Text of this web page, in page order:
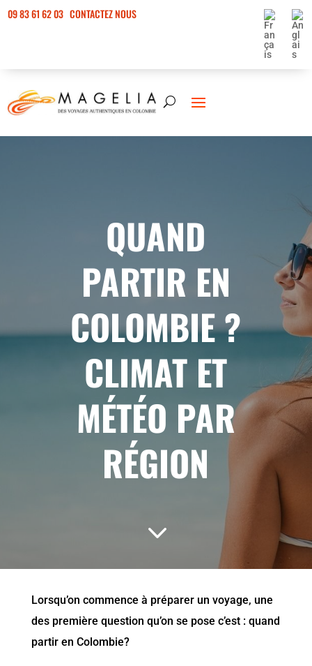
09 83 61 62 03 CONTACTEZ NOUS
QUAND
PARTIR EN
COLOMBIE ?
CLIMAT ET
MÉTÉO PAR
RÉGION
3
Lorsqu’on commence à préparer un voyage, une
des première question qu’on se pose c’est : quand
partir en Colombie?